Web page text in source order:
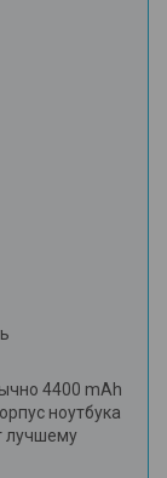
4400 mAh
ноутбука
лучшему